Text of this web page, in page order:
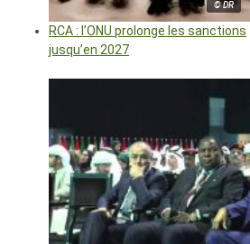
© DR
RCA : l’ONU prolonge les sanctions
jusqu’en 2027